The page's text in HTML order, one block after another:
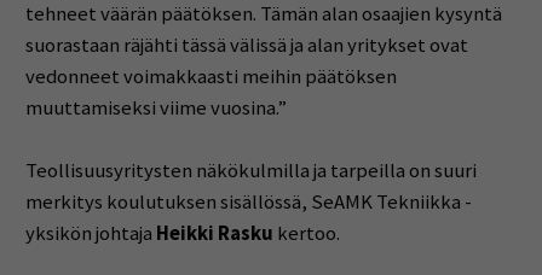
tehneet väärän päätöksen. Tämän alan osaajien kysyntä
suorastaan räjähti tässä välissä ja alan yritykset ovat
vedonneet voimakkaasti meihin päätöksen
muuttamiseksi viime vuosina.”
Teollisuusyritysten näkökulmilla ja tarpeilla on suuri
merkitys koulutuksen sisällössä, SeAMK Tekniikka -
yksikön johtaja Heikki Rasku kertoo.